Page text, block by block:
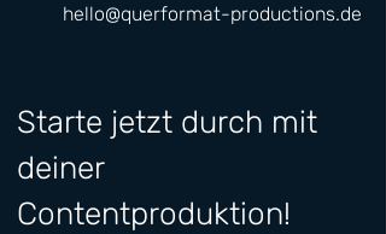
hello@querformat-productions.de
Starte jetzt durch mit
deiner
Contentproduktion!